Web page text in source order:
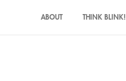
ABOUT THINK BLINK!